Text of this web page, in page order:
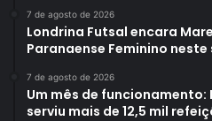
7 de agosto de 2026
Londrina Futsal encara
Paranaense Feminino
7 de agosto de 2026
Um mês de
serviu mais de 12,5 mil